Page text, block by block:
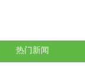
热门新闻